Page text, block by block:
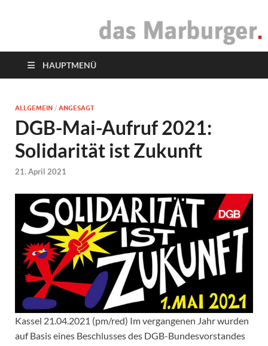
das Marburger.
HAUPTMENÜ
ALLGEMEIN / ANGESAGT
DGB-Mai-Aufruf 2021:
Solidarität ist Zukunft
21. April 2021
Kassel 21.04.2021 (pm/red) Im vergangenen Jahr wurden
auf Basis eines Beschlusses des DGB-Bundesvorstandes